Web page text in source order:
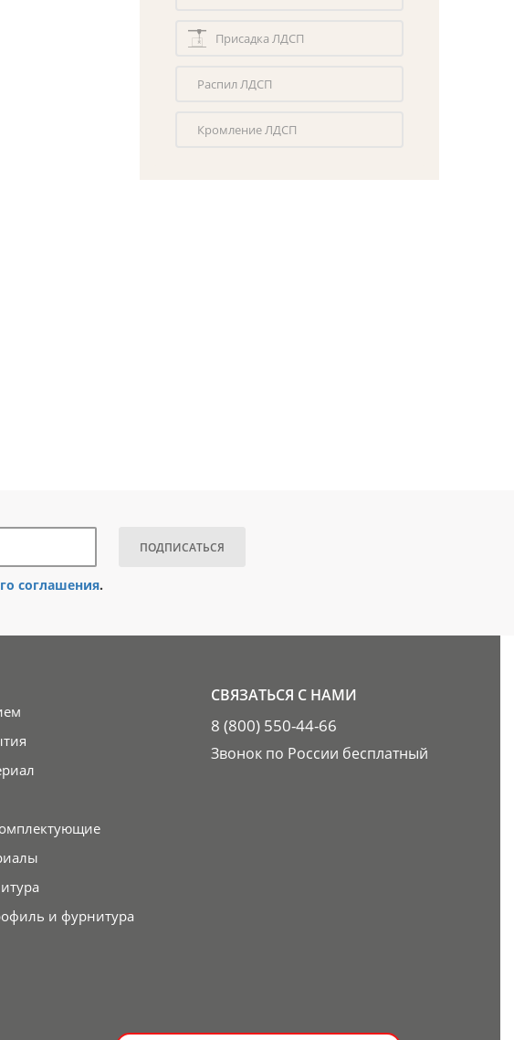
Присадка ЛДСП
Распил ЛДСП
Кромление ЛДСП
ПОДПИСАТЬСЯ
соглашения.
и фурнитура
СВЯЗАТЬСЯ С НАМИ
8 (800) 550-44-66
Звонок по России бесплатный